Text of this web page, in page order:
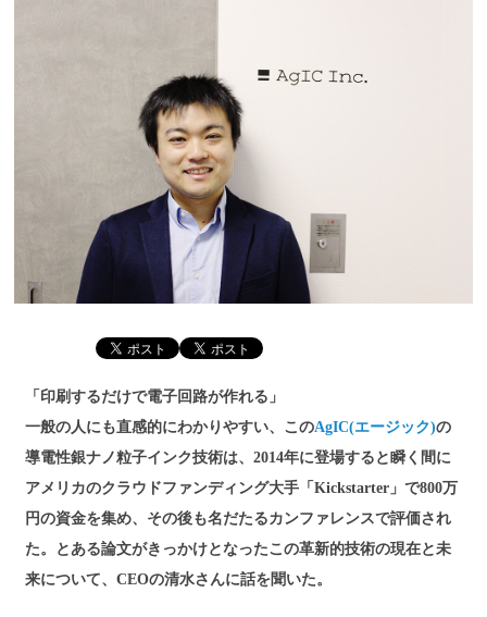
「印刷するだけで電子回路が作れる」
一般の人にも直感的にわかりやすい、このAgIC(エージック)の
導電性銀ナノ粒子インク技術は、2014年に登場すると瞬く間に
アメリカのクラウドファンディング大手「Kickstarter」で800万
円の資金を集め、その後も名だたるカンファレンスで評価され
た。とある論文がきっかけとなったこの革新的技術の現在と未
来について、CEOの清水さんに話を聞いた。